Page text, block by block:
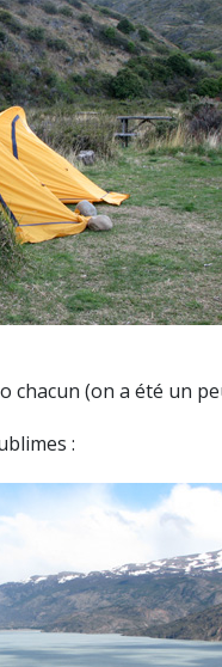
chacun (on a été un
: